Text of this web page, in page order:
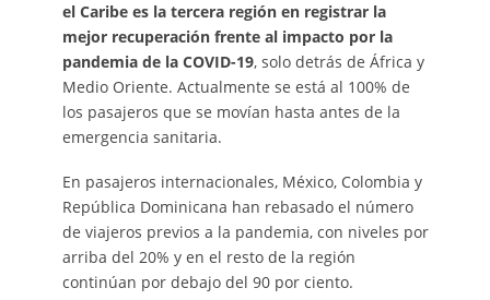
el Caribe es la tercera región en registrar la
mejor recuperación frente al impacto por la
pandemia de la COVID-19, solo detrás de África y
Medio Oriente. Actualmente se está al 100% de
los pasajeros que se movían hasta antes de la
emergencia sanitaria.
En pasajeros internacionales, México, Colombia y
República Dominicana han rebasado el número
de viajeros previos a la pandemia, con niveles por
arriba del 20% y en el resto de la región
continúan por debajo del 90 por ciento.